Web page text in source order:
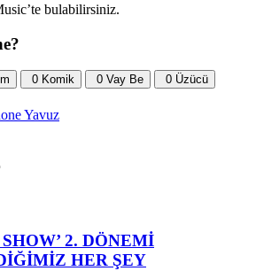
bulabilirsiniz.
0 Komik 0 Vay Be 0 Üzücü
Yavuz
2. DÖNEMİ
HER ŞEY